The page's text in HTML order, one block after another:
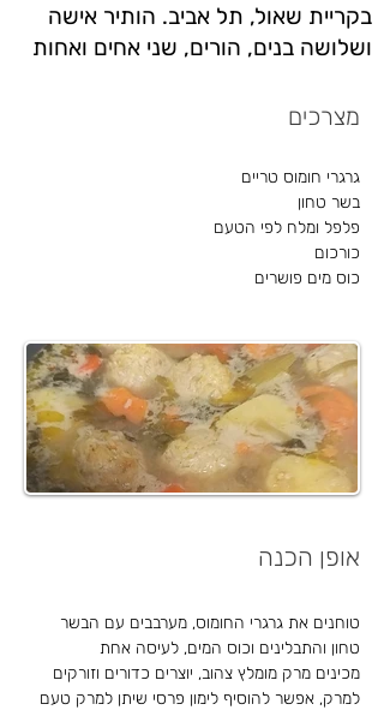
בקריית שאול, תל אביב. הותיר אישה
ושלושה בנים, הורים, שני אחים ואחות
מצרכים
גרגרי חומוס טריים
בשר טחון
פלפל ומלח לפי הטעם
כורכום
כוס מים פושרים
אופן הכנה
טוחנים את גרגרי החומוס, מערבבים עם הבשר
טחון והתבלינים וכוס המים, לעיסה אחת
מכינים מרק מומלץ צהוב, יוצרים כדורים וזורקים
למרק, אפשר להוסיף לימון פרסי שיתן למרק טעם